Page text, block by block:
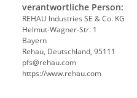
verantwortliche Person:
REHAU Industries SE & Co. KG
Helmut-Wagner-Str. 1
Bayern
Rehau, Deutschland, 95111
pfs@rehau.com
https://www.rehau.com